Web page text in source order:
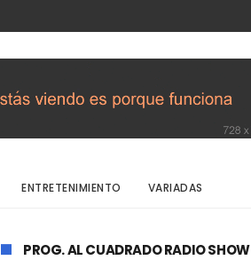
ENTRETENIMIENTO VARIADAS
PROG. AL CUADRADO RADIO SHOW